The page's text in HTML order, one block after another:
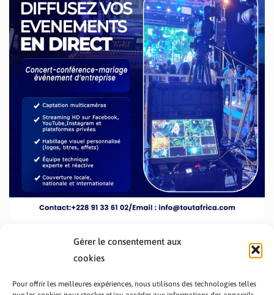
Gérer le consentement aux
cookies
Pour offrir les meilleures expériences, nous utilisons des technologies telles